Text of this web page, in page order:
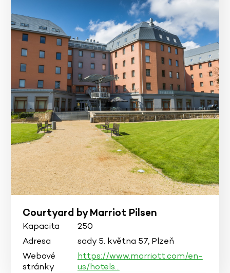
Courtyard by Marriot Pilsen
Kapacita
250
Adresa
sady 5. května 57, Plzeň
Webové
stránky
https://www.marriott.com/en-
us/hotels…